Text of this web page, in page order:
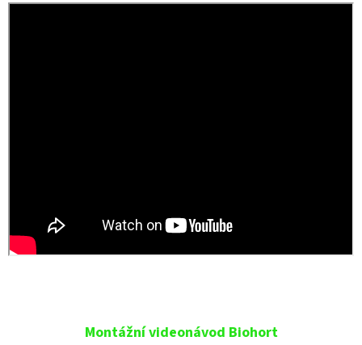
Montážní videonávod Biohort